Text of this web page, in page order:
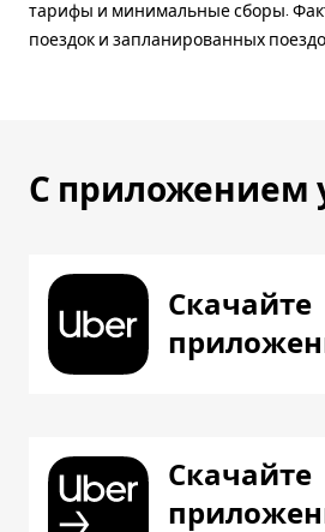
тарифы и минимальные сборы.
поездок и запланированных
С приложением
Скачайте
Скачайте